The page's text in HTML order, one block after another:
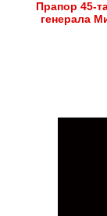
Прапор 45-
генерала